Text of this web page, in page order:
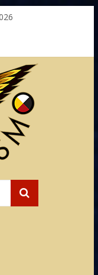
Espírito Ancestral
– Crescimento